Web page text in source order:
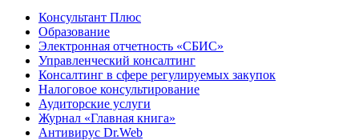
Консультант Плюс
Образование
Электронная отчетность «СБИС»
Управленческий консалтинг
Консалтинг в сфере регулируемых закупок
Налоговое консультирование
Аудиторские услуги
Журнал «Главная книга»
Антивирус Dr.Web